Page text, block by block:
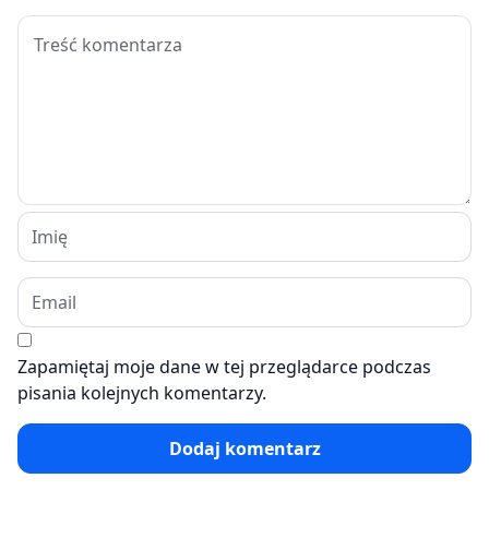
Zapamiętaj moje dane w tej przeglądarce podczas
pisania kolejnych komentarzy.
Dodaj komentarz